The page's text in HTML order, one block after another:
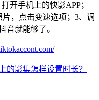
开手机上的快影APP；
，点击变速选项；3、调
音就能够了。
的影集怎样设置时长？